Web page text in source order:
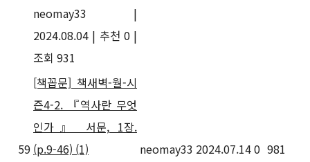
neomay33
|
2024.08.04 | 추천 0 |
조회 931
59
[책꼽문] 책새벽-월-시
즌4-2. 『역사란 무엇
인가』 서문, 1장.
(p.9-46) (1)
neomay33 2024.07.140 981